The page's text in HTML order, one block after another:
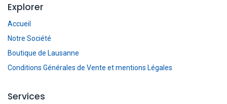
Explorer
Accueil
Notre Société
Boutique de Lausanne
Conditions Générales de Vente et mentions Légales
Services